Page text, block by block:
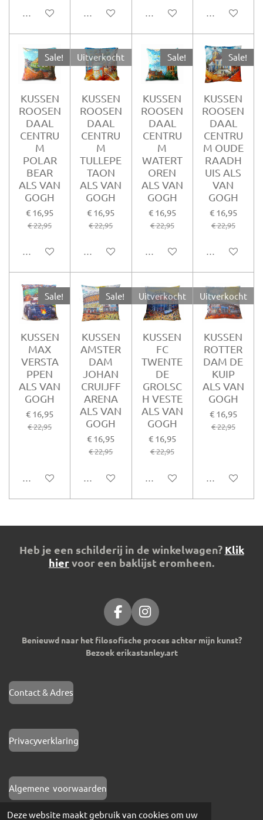
Deze website maakt gebruik van cookies om uw
In winkelwagenIn winkelwagenIn winkelwagenIn
Sale!
KUSSEN
ROOSEN
DAAL
CENTRU
M
POLAR
BEAR
ALS VAN
GOGH
€ 16,95
€ 22,95
In winkelwagen
Uitverkocht
KUSSEN
ROOSEN
DAAL
CENTRU
M
TULLEPE
TAON
ALS VAN
GOGH
€ 16,95
€ 22,95
Houd mij op de hoogte
Sale!
KUSSEN
ROOSEN
DAAL
CENTRU
M
WATERT
OREN
ALS VAN
GOGH
€ 16,95
€ 22,95
In winkelwagen
Sale!
KUSSEN
ROOSEN
DAAL
CENTRU
M OUDE
RAADH
UIS ALS
VAN
GOGH
€ 16,95
€ 22,95
In
Sale!
KUSSEN
MAX
VERSTA
PPEN
ALS VAN
GOGH
€ 16,95
€ 22,95
In winkelwagen
Sale!
KUSSEN
AMSTER
DAM
JOHAN
CRUIJFF
ARENA
ALS VAN
GOGH
€ 16,95
€ 22,95
In winkelwagen
Uitverkocht
KUSSEN
FC
TWENTE
DE
GROLSC
H VESTE
ALS VAN
GOGH
€ 16,95
€ 22,95
Houd mij op de hoogte
Uitverkocht
KUSSEN
ROTTER
DAM DE
KUIP
ALS VAN
GOGH
€ 16,95
€ 22,95
Houd mij op
Heb je een schilderij in de winkelwagen? Klik
hiervoor een baklijst eromheen.
F
a
c
e
I
n
s
t
Benieuwd naar het filosofische proces achter mijn kunst?
Bezoek erikastanley.art
Contact & Adres
Privacyverklaring
Algemene voorwaarden